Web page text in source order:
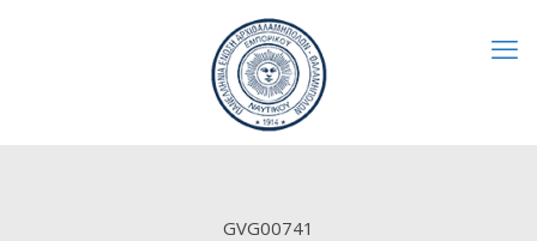
GVG00741